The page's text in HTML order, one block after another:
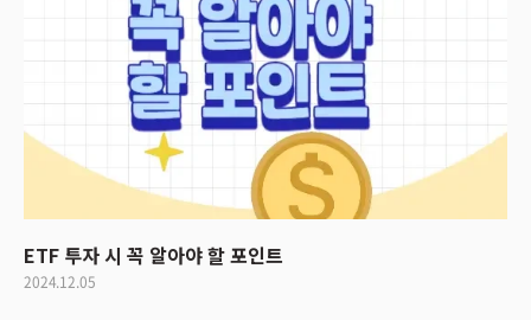
ETF 투자 시 꼭 알아야 할 포인트
2024.12.05